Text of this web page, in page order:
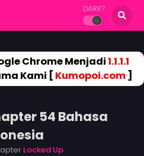
DARK?
Chrome Menjadi1.1.1.1
Kami [ Kumopoi.com]
54 Bahasa
Locked Up